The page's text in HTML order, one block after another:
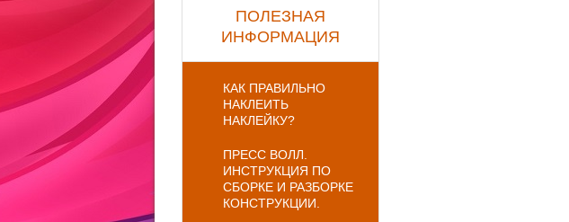
ПОЛЕЗНАЯ
ИНФОРМАЦИЯ
КАК ПРАВИЛЬНО
НАКЛЕИТЬ
НАКЛЕЙКУ?
ПРЕСС ВОЛЛ.
ИНСТРУКЦИЯ ПО
СБОРКЕ И РАЗБОРКЕ
КОНСТРУКЦИИ.